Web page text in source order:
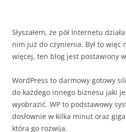
Słyszałem, że pół Internetu
nim już do czynienia. Był to więc
więcej, ten blog jest postawiony
WordPress to darmowy gotowy
do każdego innego biznesu jaki
wyobrazić. WP to podstawowy
dosłownie w kilka minut oraz
która go rozwija.